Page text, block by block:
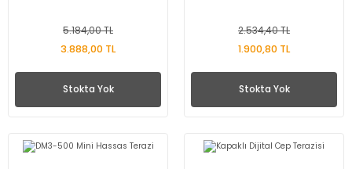
5.184,00 TL
3.888,00 TL
Stokta Yok
2.534,40 TL
1.900,80 TL
Stokta Yok